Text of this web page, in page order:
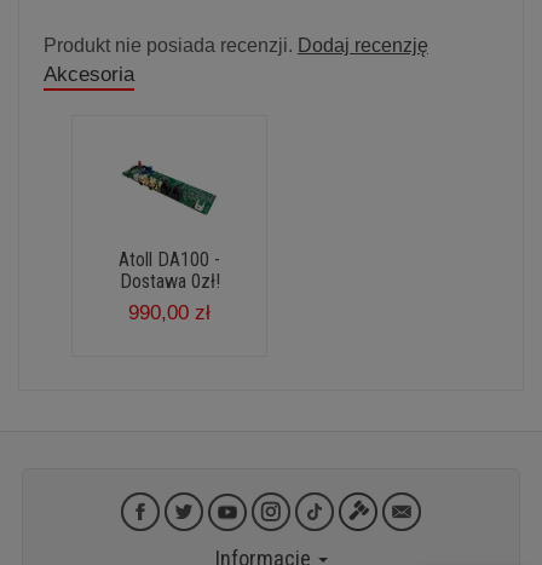
Produkt nie posiada recenzji. Dodaj recenzję
Akcesoria
Atoll DA100 -
Dostawa 0zł!
990,00 zł
Informacje